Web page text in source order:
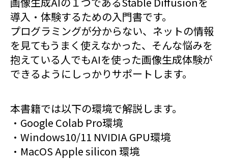
導入・体験するための入門書です。
プログラミングが分からない、ネットの情報
を見てもうまく使えなかった、そんな悩みを
抱えている人でもAIを使った画像生成体験が
できるようにしっかりサポートします。
本書籍では以下の環境で解説します。
・Google Colab Pro環境
・Windows10/11 NVIDIA GPU環境
・MacOS Apple silicon 環境